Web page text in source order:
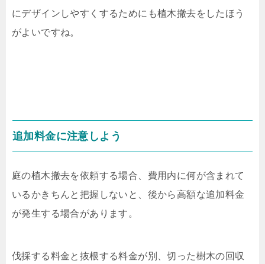
にデザインしやすくするためにも植木撤去をしたほう
がよいですね。
追加料金に注意しよう
庭の植木撤去を依頼する場合、費用内に何が含まれて
いるかきちんと把握しないと、後から高額な追加料金
が発生する場合があります。
伐採する料金と抜根する料金が別、切った樹木の回収